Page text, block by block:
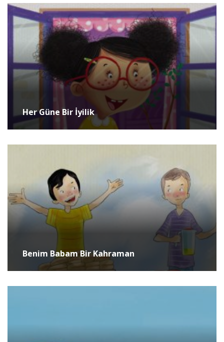
Her Güne Bir İyilik
Benim Babam Bir Kahraman